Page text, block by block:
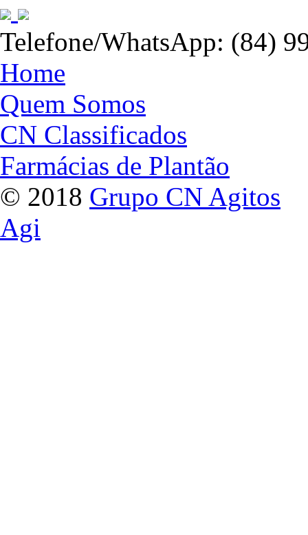
Telefone/WhatsApp: (84)
Home
Quem Somos
CN Classificados
Farmácias de Plantão
© 2018 Grupo CN Agitos
Agi